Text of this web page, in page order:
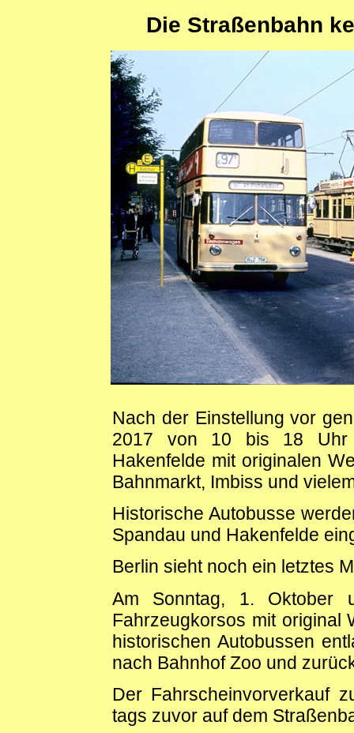
Die Straßenbahn
Nach der Einstellung vor
2017 von 10 bis 18 Uhr
Hakenfelde mit originalen
Bahnmarkt, Imbiss und
Historische Autobusse
Spandau und Hakenfelde
Berlin sieht noch ein letztes
Am Sonntag, 1. Oktober
Fahrzeugkorsos mit original
historischen Autobussen
nach Bahnhof Zoo und
Der Fahrscheinvorverkauf
tags zuvor auf dem